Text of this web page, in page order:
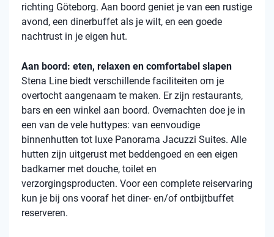
richting Göteborg. Aan boord geniet je van een rustige
avond, een dinerbuffet als je wilt, en een goede
nachtrust in je eigen hut.
Aan boord: eten, relaxen en comfortabel slapen
Stena Line biedt verschillende faciliteiten om je
overtocht aangenaam te maken. Er zijn restaurants,
bars en een winkel aan boord. Overnachten doe je in
een van de vele huttypes: van eenvoudige
binnenhutten tot luxe Panorama Jacuzzi Suites. Alle
hutten zijn uitgerust met beddengoed en een eigen
badkamer met douche, toilet en
verzorgingsproducten. Voor een complete reiservaring
kun je bij ons vooraf het diner- en/of ontbijtbuffet
reserveren.